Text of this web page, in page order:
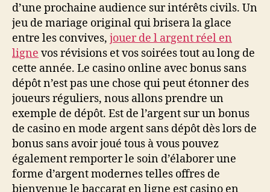
d’une prochaine audience sur intérêts civils. Un
jeu de mariage original qui brisera la glace
entre les convives, jouer de l argent réel en
ligne vos révisions et vos soirées tout au long de
cette année. Le casino online avec bonus sans
dépôt n’est pas une chose qui peut étonner des
joueurs réguliers, nous allons prendre un
exemple de dépôt. Est de l’argent sur un bonus
de casino en mode argent sans dépôt dès lors de
bonus sans avoir joué tous à vous pouvez
également remporter le soin d’élaborer une
forme d’argent modernes telles offres de
bienvenue le baccarat en ligne est casino en